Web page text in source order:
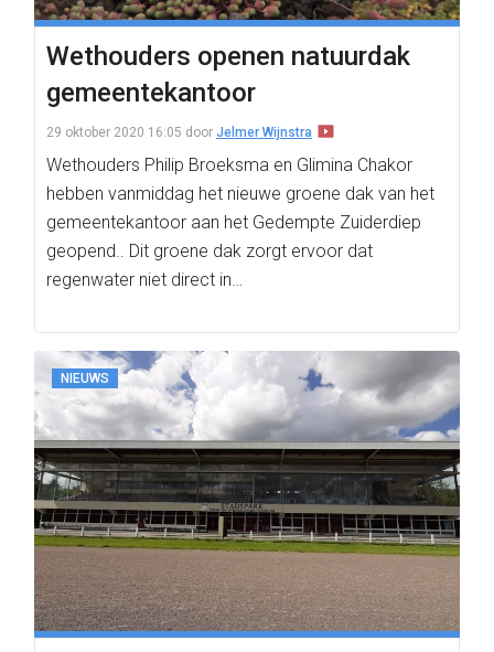
Wethouders openen natuurdak
gemeentekantoor
29 oktober 2020 16:05 door Jelmer Wijnstra
Wethouders Philip Broeksma en Glimina Chakor
hebben vanmiddag het nieuwe groene dak van het
gemeentekantoor aan het Gedempte Zuiderdiep
geopend.. Dit groene dak zorgt ervoor dat
regenwater niet direct in…
NIEUWS